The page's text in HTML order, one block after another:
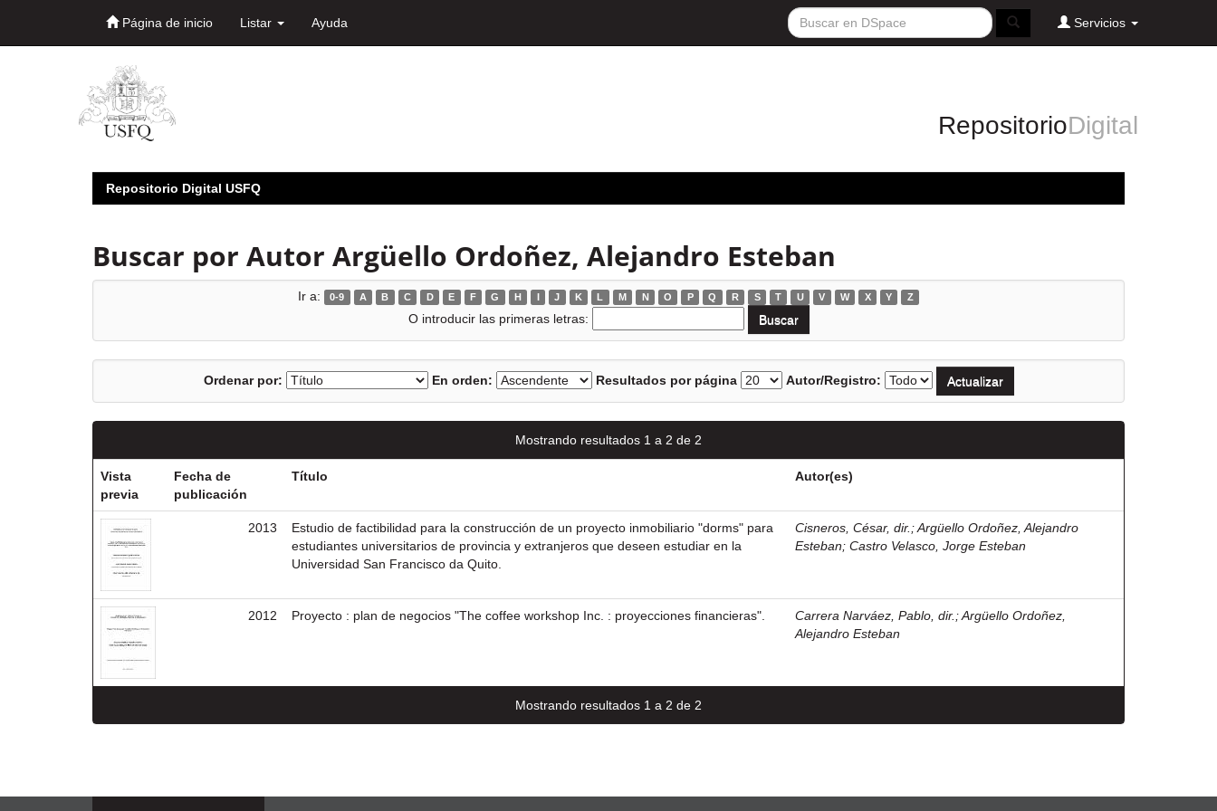
Página de inicio Listar Ayuda Servicios
RepositorioDigital
Repositorio Digital USFQ
Buscar por Autor Argüello Ordoñez, Alejandro Esteban
Ir a: 0-9 A B C D E F G H I J K L M N O P Q R S T U V W X Y Z
O introducir las primeras letras:
Ordenar por: En orden: Resultados por página Autor/Registro:
Mostrando resultados 1 a 2 de 2
Vista
previa
Fecha de
publicación
Título Autor(es)
2013
Estudio de factibilidad para la construcción de un proyecto inmobiliario "dorms" para
estudiantes universitarios de provincia y extranjeros que deseen estudiar en la
Universidad San Francisco da Quito.
Cisneros, César, dir. ;Argüello Ordoñez, Alejandro
Esteban; Castro Velasco, Jorge Esteban
2012 Proyecto : plan de negocios "The coffee workshop Inc. : proyecciones financieras". Carrera Narváez, Pablo, dir. ;Argüello Ordoñez,
Alejandro Esteban
Mostrando resultados 1 a 2 de 2